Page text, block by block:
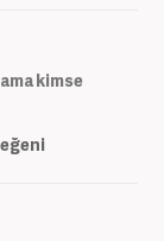
kimse